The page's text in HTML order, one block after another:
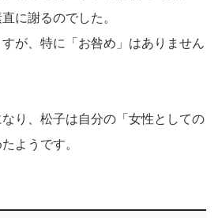
に謝るのでした。
が、特に「お咎め」はありません
り、松子は自分の「女性としての
ようです。